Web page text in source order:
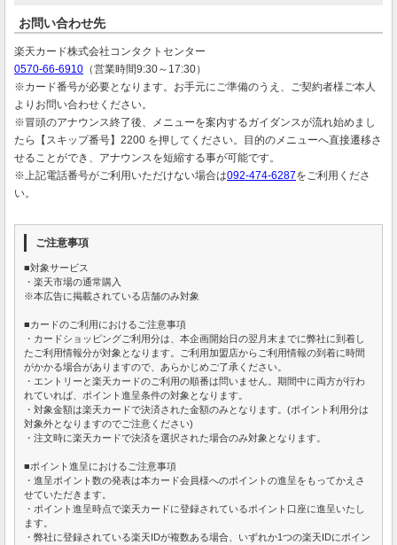
お問い合わせ先
楽天カード株式会社コンタクトセンター
0570-66-6910 （営業時間9:30～17:30）
※カード番号が必要となります。お手元にご準備のうえ、ご契約者様ご本人
よりお問い合わせください。
※冒頭のアナウンス終了後、メニューを案内するガイダンスが流れ始めまし
たら【スキップ番号】2200 を押してください。目的のメニューへ直接遷移さ
せることができ、アナウンスを短縮する事が可能です。
※上記電話番号がご利用いただけない場合は092-474-6287をご利用くださ
い。
ご注意事項
■対象サービス
・楽天市場の通常購入
※本広告に掲載されている店舗のみ対象
■カードのご利用におけるご注意事項
・カードショッピングご利用分は、本企画開始日の翌月末までに弊社に到着し
たご利用情報分が対象となります。ご利用加盟店からご利用情報の到着に時間
がかかる場合がありますので、あらかじめご了承ください。
・エントリーと楽天カードのご利用の順番は問いません。期間中に両方が行わ
れていれば、ポイント進呈条件の対象となります。
・対象金額は楽天カードで決済された金額のみとなります。(ポイント利用分は
対象外となりますのでご注意ください)
・注文時に楽天カードで決済を選択された場合のみ対象となります。
■ポイント進呈におけるご注意事項
・進呈ポイント数の発表は本カード会員様へのポイントの進呈をもってかえさ
せていただきます。
・ポイント進呈時点で楽天カードに登録されているポイント口座に進呈いたし
ます。
・弊社に登録されている楽天IDが複数ある場合、いずれか1つの楽天IDにポイン